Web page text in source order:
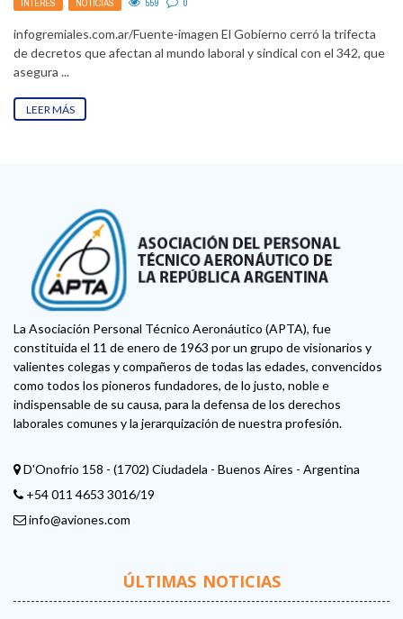
INTERÉS , NOTICIAS 559 0
infogremiales.com.ar/Fuente-imagen El Gobierno cerró la trifecta
de decretos que afectan al mundo laboral y sindical con el 342, que
asegura ...
LEER MÁS
La Asociación Personal Técnico Aeronáutico (APTA), fue
constituida el 11 de enero de 1963 por un grupo de visionarios y
valientes colegas y compañeros de todas las edades, convencidos
como todos los pioneros fundadores, de lo justo, noble e
indispensable de su causa, para la defensa de los derechos
laborales comunes y la jerarquización de nuestra profesión.
D'Onofrio 158 - (1702) Ciudadela - Buenos Aires - Argentina
+54 011 4653 3016/19
info@aviones.com
ÚLTIMAS NOTICIAS